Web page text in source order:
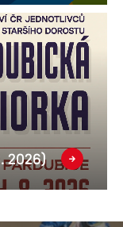
2026)